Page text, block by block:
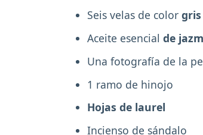
Seis velas de color
Aceite esencial de
Una fotografía de la
1 ramo de hinojo
Hojas de laurel
Incienso de sándalo